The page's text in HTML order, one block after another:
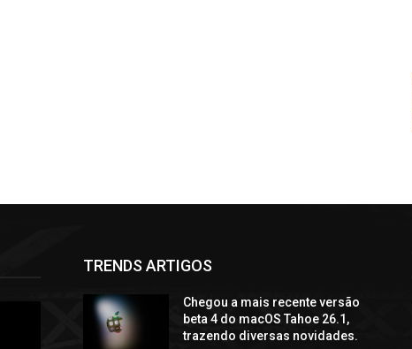
TRENDS ARTIGOS
Chegou a mais recente versão
beta 4 do macOS Tahoe 26.1,
trazendo diversas novidades.